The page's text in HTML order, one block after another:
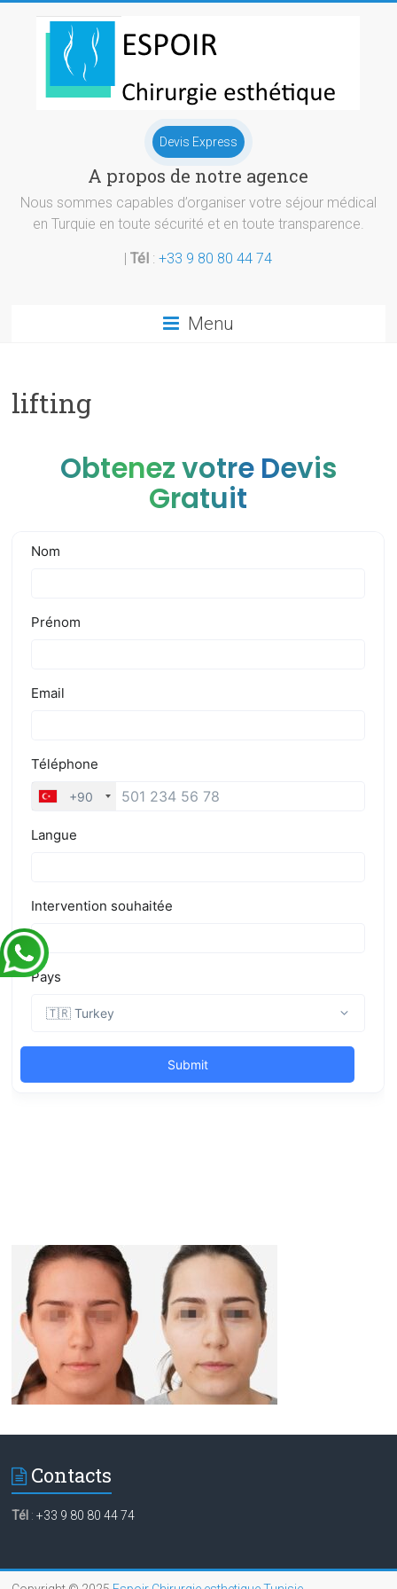
esthetique
Turquie
Devis Express
A propos de notre agence
Nous sommes capables d’organiser votre séjour médical
en Turquie en toute sécurité et en toute transparence.
|Tél :+33 9 80 80 44 74
Menu
lifting
Obtenez votre Devis
Gratuit
Contacts
Tél :+33 9 80 80 44 74